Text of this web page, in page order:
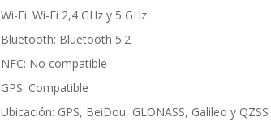
Wi-Fi: Wi-Fi 2,4 GHz y 5 GHz
Bluetooth: Bluetooth 5.2
NFC: No compatible
GPS: Compatible
Ubicación: GPS, BeiDou, GLONASS, Galileo y QZSS